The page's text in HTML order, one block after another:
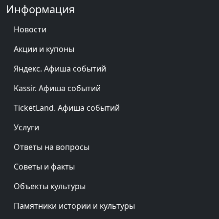
Информация
Новости
Акции и купоны
Яндекс. Афиша событий
Kassir. Афиша событий
TicketLand. Афиша событий
Услуги
Ответы на вопросы
Советы и факты
Объекты культуры
Памятники истории и культуры